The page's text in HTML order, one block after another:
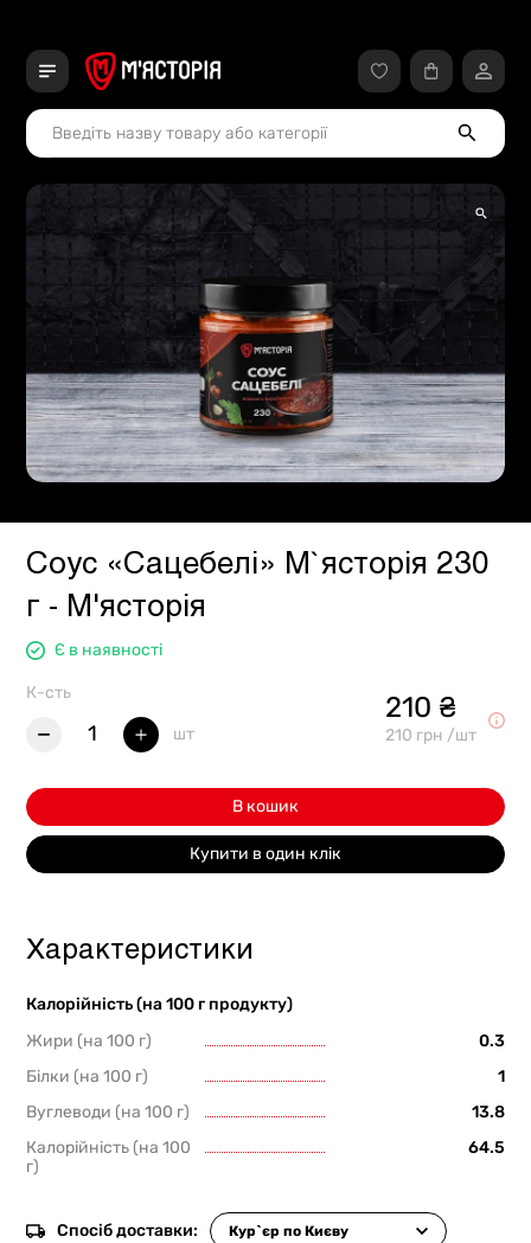
Соус «Сацебелі» М`ясторія 230
г - М'ясторія
Є в наявності
К-сть
1 шт
210 ₴
210 грн /шт
В кошик
Купити в один клік
Характеристики
Калорійність (на 100 г продукту)
Жири (на 100 г)
0.3
Білки (на 100 г)
1
Вуглеводи (на 100 г)
13.8
Калорійність (на 100
г)
64.5
Спосіб доставки: